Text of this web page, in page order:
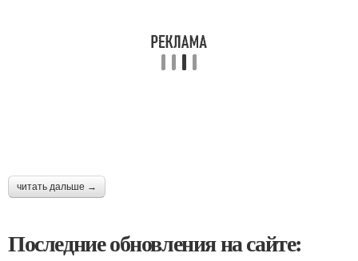
читать дальше →
Последние обновления на сайте: